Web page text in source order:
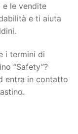
e le vendite
e ti aiuta
i termini di
“Safety”?
entra in contatto